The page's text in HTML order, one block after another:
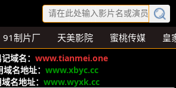
91制片厂 天美影院 蜜桃传媒 皇
域名： www.tianmei.one
名地址： www.xbyc.cc
名地址： www.wyxk.cc